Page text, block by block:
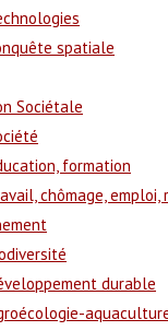
spatiale
Sociétale
formation
chômage,
durable